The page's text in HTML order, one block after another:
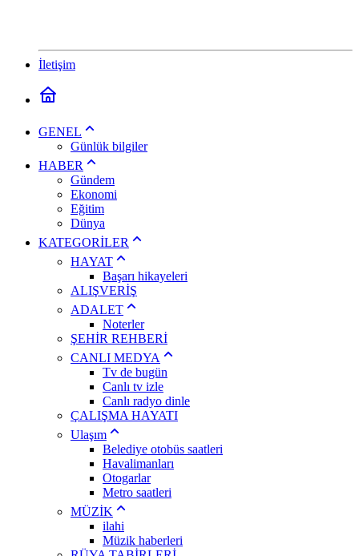
İletişim
GENEL
Günlük bilgiler
HABER
Gündem
Ekonomi
Eğitim
Dünya
KATEGORİLER
HAYAT
Başarı hikayeleri
ALIŞVERİŞ
ADALET
Noterler
ŞEHİR REHBERİ
CANLI MEDYA
Tv de bugün
Canlı tv izle
Canlı radyo dinle
ÇALIŞMA HAYATI
Ulaşım
Belediye otobüs saatleri
Havalimanları
Otogarlar
Metro saatleri
MÜZİK
ilahi
Müzik haberleri